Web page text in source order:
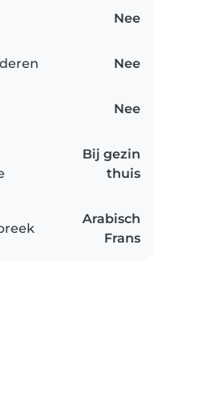
Nee
Nee
Nee
Bij gezin
thuis
Arabisch
Frans